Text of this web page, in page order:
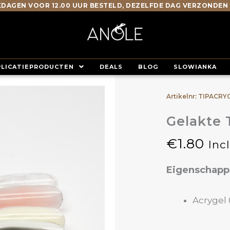
VOOR 12.00 UUR BESTELD, DEZELFDE DAG VERZONDEN
DEALS BLOG SLOWIANKA
Artikelnr:
Gelakte
€1.80
Acrygel